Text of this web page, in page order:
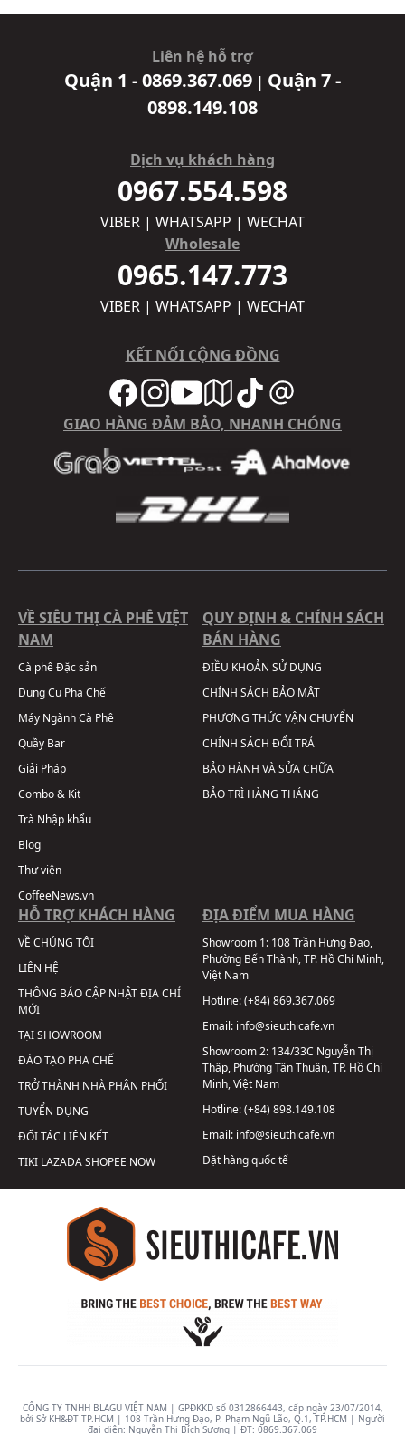
Liên hệ hỗ trợ
Quận 1 - 0869.367.069 | Quận 7 -
0898.149.108
Dịch vụ khách hàng
0967.554.598
VIBER | WHATSAPP | WECHAT
Wholesale
0965.147.773
VIBER | WHATSAPP | WECHAT
KẾT NỐI CỘNG ĐỒNG
GIAO HÀNG ĐẢM BẢO, NHANH CHÓNG
VỀ SIÊU THỊ CÀ PHÊ VIỆT
NAM
Cà phê Đặc sản
Dụng Cụ Pha Chế
Máy Ngành Cà Phê
Quầy Bar
Giải Pháp
Combo & Kit
Trà Nhập khẩu
Blog
Thư viện
CoffeeNews.vn
QUY ĐỊNH & CHÍNH SÁCH
BÁN HÀNG
ĐIỀU KHOẢN SỬ DỤNG
CHÍNH SÁCH BẢO MẬT
PHƯƠNG THỨC VẬN CHUYỂN
CHÍNH SÁCH ĐỔI TRẢ
BẢO HÀNH VÀ SỬA CHỮA
BẢO TRÌ HÀNG THÁNG
HỖ TRỢ KHÁCH HÀNG
VỀ CHÚNG TÔI
LIÊN HỆ
THÔNG BÁO CẬP NHẬT ĐỊA CHỈ
MỚI
TẠI SHOWROOM
ĐÀO TẠO PHA CHẾ
TRỞ THÀNH NHÀ PHÂN PHỐI
TUYỂN DỤNG
ĐỐI TÁC LIÊN KẾT
TIKI LAZADASHOPEE NOW
ĐỊA ĐIỂM MUA HÀNG
Showroom 1: 108 Trần Hưng Đạo,
Phường Bến Thành, TP. Hồ Chí Minh,
Việt Nam
Hotline:(+84) 869.367.069
Email: info@sieuthicafe.vn
Showroom 2: 134/33C Nguyễn Thị
Thập, Phường Tân Thuận, TP. Hồ Chí
Minh, Việt Nam
Hotline:(+84) 898.149.108
Email: info@sieuthicafe.vn
Đặt hàng quốc tế
CÔNG TY TNHH BLAGU VIỆT NAM | GPĐKKD số 0312866443, cấp ngày 23/07/2014,
bởi Sở KH&ĐT TP.HCM | 108 Trần Hưng Đạo, P. Phạm Ngũ Lão, Q.1, TP.HCM | Người
đại diện: Nguyễn Thị Bích Sương | ĐT: 0869.367.069